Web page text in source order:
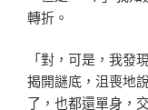
轉折。
「對，可是，我發
揭開謎底，沮喪地
了，也都還單身，